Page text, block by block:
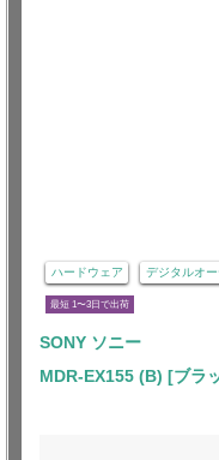
ハードウェア デジタルオ
最短 1〜3日で出荷
SONY ソニー
MDR-EX155 (B) [ブラ